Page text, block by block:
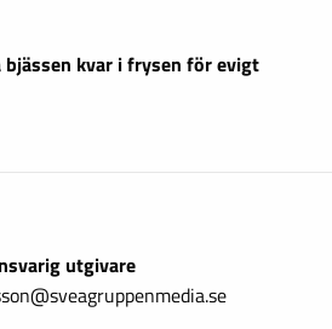
bjässen kvar i frysen för evigt
utgivare